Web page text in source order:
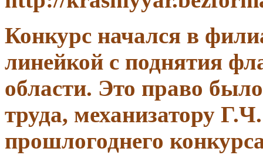
Конкурс начался в
линейкой с поднятия
области. Это право
труда, механизатору
прошлогоднего